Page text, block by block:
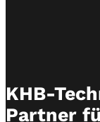
KHB-
Partner